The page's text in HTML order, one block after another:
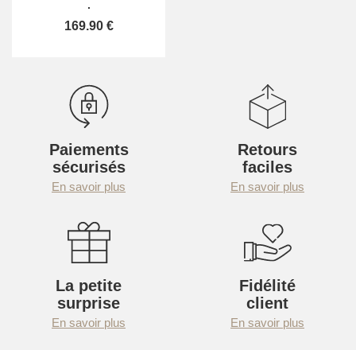
.
169.90 €
Paiements
sécurisés
En savoir plus
Retours
faciles
En savoir plus
La petite
surprise
En savoir plus
Fidélité
client
En savoir plus